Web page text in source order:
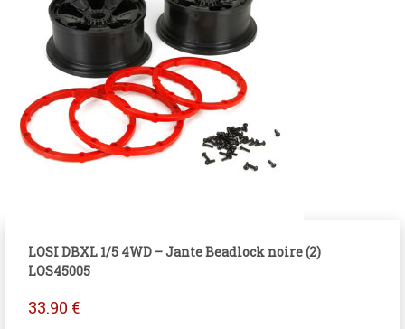
LOSI DBXL 1/5 4WD – Jante Beadlock noire (2)
LOS45005
33.90 €